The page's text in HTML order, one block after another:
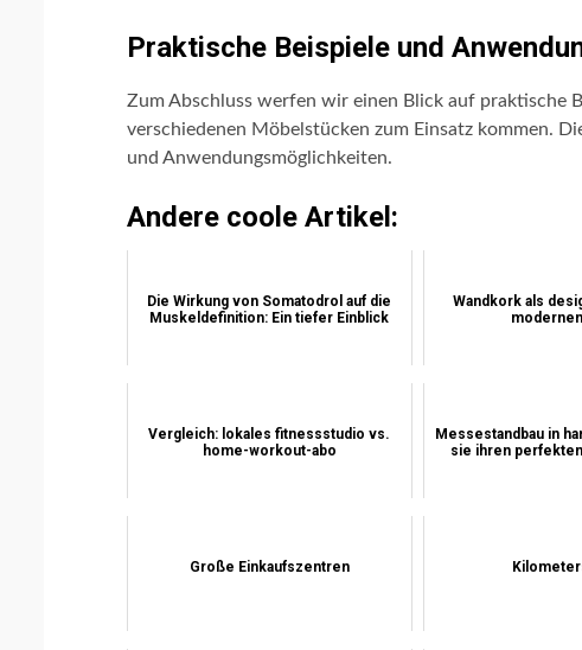
Praktische Beispiele und
Zum Abschluss werfen wir einen Blick auf praktische
verschiedenen Möbelstücken zum Einsatz kommen.
und Anwendungsmöglichkeiten.
Andere coole Artikel:
Die Wirkung von Somatodrol auf die
Muskeldefinition: Ein tiefer Einblick
Wandkork als
Vergleich: lokales fitnessstudio vs.
home-workout-abo
Messestandbau in
sie ihren
Große Einkaufszentren